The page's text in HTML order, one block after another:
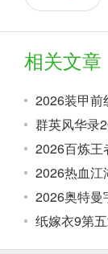
相关文章
2026装甲前
群英风华录
2026百炼王
2026热血江
2026奥特曼
纸嫁衣9第